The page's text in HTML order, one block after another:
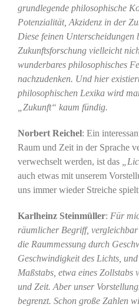
grundlegende philosophische
Potenzialität, Akzidenz in der
Diese feinen
Zukunftsforschung vielleicht
wunderbares philosophisches
nachzudenken. Und hier
philosophischen Lexika wird
„Zukunft“ kaum fündig.
Norbert Reichel: Ein
Raum und Zeit in der Sprache
verwechselt werden, ist das
auch etwas mit unserem
uns immer wieder Streiche
Karlheinz Steinmüller: Für
räumlicher Begriff,
die Raummessung durch
Geschwindigkeit des Lichts,
Maßstabs, etwa eines Zollstabs
und Zeit. Aber unser
begrenzt. Schon große Zahlen